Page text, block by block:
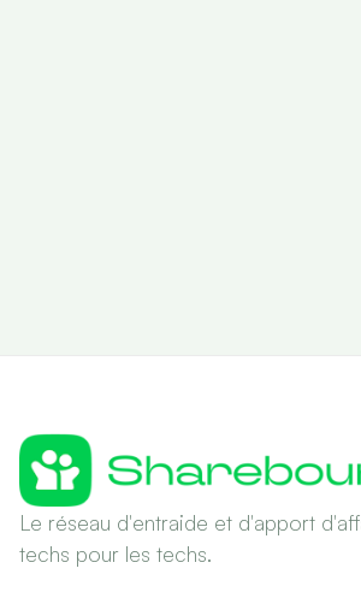
Le réseau d'entraide et d'apport
techs pour les techs.